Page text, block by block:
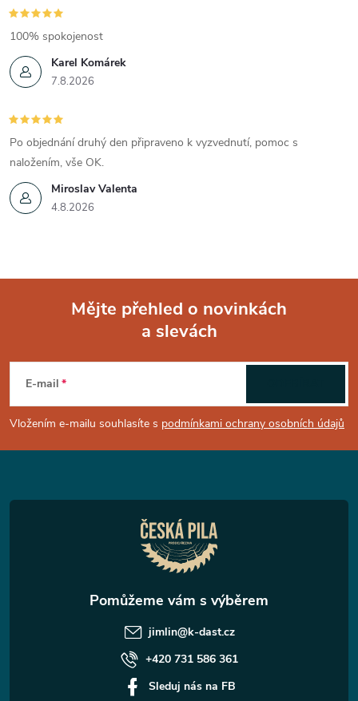
Karel Komárek
7.8.2026
100% spokojenost
Miroslav Valenta
4.8.2026
Po objednání druhý den připraveno k vyzvednutí, pomoc s
naložením, vše OK.
p
a
t
Mějte přehled o novinkách
a slevách
E-mail
Vložením e-mailu souhlasíte s podmínkami ochrany osobních údajů
jimlin@k-dast.cz
+420 731 586 361
Sleduj nás na FB